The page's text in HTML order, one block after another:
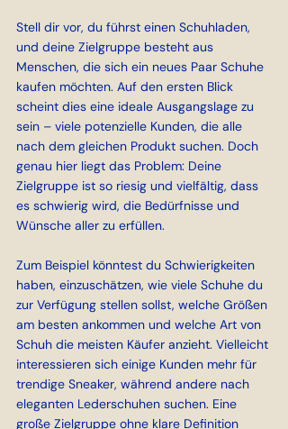
Stell dir vor, du führst einen Schuhladen,
und deine Zielgruppe besteht aus
Menschen, die sich ein neues Paar Schuhe
kaufen möchten. Auf den ersten Blick
scheint dies eine ideale Ausgangslage zu
sein – viele potenzielle Kunden, die alle
nach dem gleichen Produkt suchen. Doch
genau hier liegt das Problem: Deine
Zielgruppe ist so riesig und vielfältig, dass
es schwierig wird, die Bedürfnisse und
Wünsche aller zu erfüllen.
Zum Beispiel könntest du Schwierigkeiten
haben, einzuschätzen, wie viele Schuhe du
zur Verfügung stellen sollst, welche Größen
am besten ankommen und welche Art von
Schuh die meisten Käufer anzieht. Vielleicht
interessieren sich einige Kunden mehr für
trendige Sneaker, während andere nach
eleganten Lederschuhen suchen. Eine
große Zielgruppe ohne klare Definition